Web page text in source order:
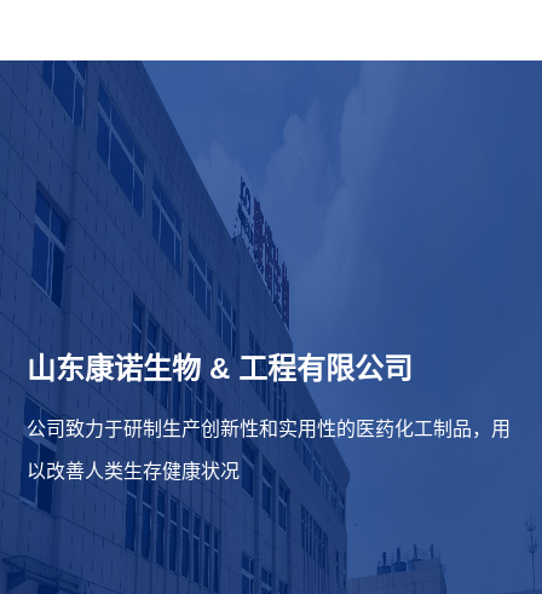
山东康诺生物 &工程有限公司
公司致力于研制生产创新性和实用性的医药化工制品，用
以改善人类生存健康状况